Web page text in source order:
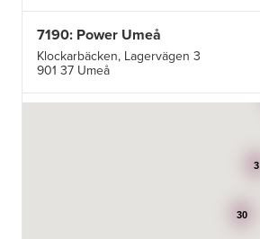
7190: Power Umeå
Klockarbäcken, Lagervägen 3
901 37 Umeå
AB Karl Hedin Bygghandel - Edsbyn
30
3